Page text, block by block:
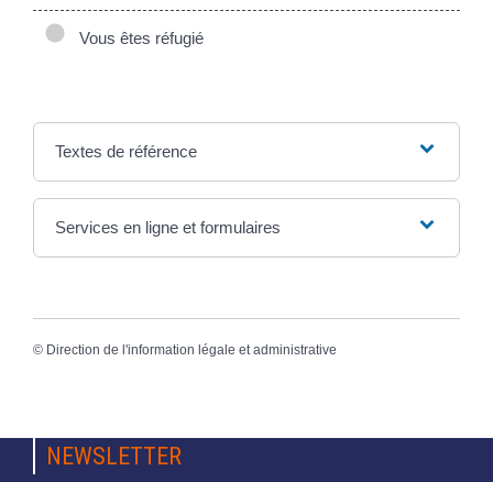
Vous êtes réfugié
Textes de référence
Services en ligne et formulaires
© Direction de l'information légale et administrative
NEWSLETTER